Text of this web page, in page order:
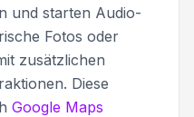
und starten Audio-
Fotos oder
zusätzlichen
Diese
Google Maps